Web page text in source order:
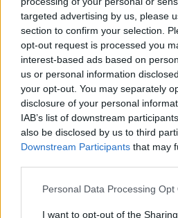
targeted advertising by us, please
section to confirm your selection.
opt-out request is processed you
interest-based ads based on
us or personal information
your opt-out. You may separately
disclosure of your personal
IAB’s list of downstream
also be disclosed by us to third
Downstream Participants that may
Personal Data Processing Opt
I want to opt-out of the